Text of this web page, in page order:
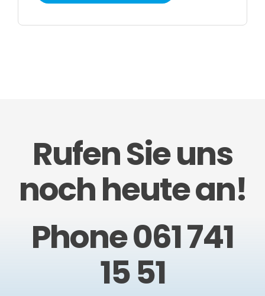
Rufen Sie uns
noch heute an!
Phone 061 741
15 51